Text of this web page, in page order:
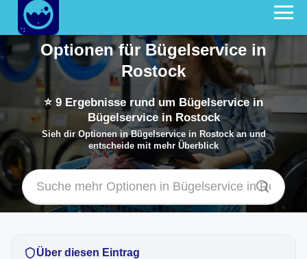
Optionen für Bügelservice in
Rostock
⭐ 9 Ergebnisse rund um Bügelservice in
Bügelservice in Rostock
Sieh dir Optionen in Bügelservice in Rostock an und
entscheide mit mehr Überblick
Über diesen Eintrag